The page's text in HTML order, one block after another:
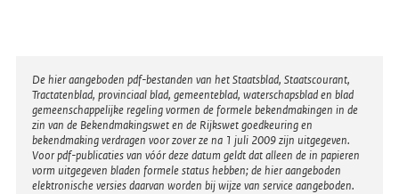
Disclaimer
De hier aangeboden pdf-bestanden van het Staatsblad, Staatscourant,
Tractatenblad, provinciaal blad, gemeenteblad, waterschapsblad en blad
gemeenschappelijke regeling vormen de formele bekendmakingen in de
zin van de Bekendmakingswet en de Rijkswet goedkeuring en
bekendmaking verdragen voor zover ze na 1 juli 2009 zijn uitgegeven.
Voor pdf-publicaties van vóór deze datum geldt dat alleen de in papieren
vorm uitgegeven bladen formele status hebben; de hier aangeboden
elektronische versies daarvan worden bij wijze van service aangeboden.